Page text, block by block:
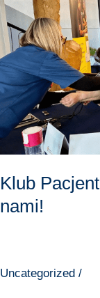
Klub
nami!
Uncategorized /
w
Miasto
Bieruń
za
nami!